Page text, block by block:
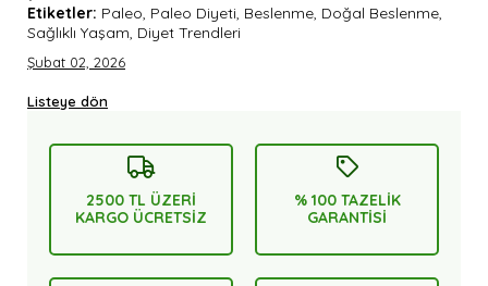
Etiketler: Paleo, Paleo Diyeti, Beslenme, Doğal Beslenme,
Sağlıklı Yaşam, Diyet Trendleri
Şubat 02, 2026
Listeye dön
2500 TL ÜZERİ
KARGO ÜCRETSİZ
% 100 TAZELİK
GARANTİSİ